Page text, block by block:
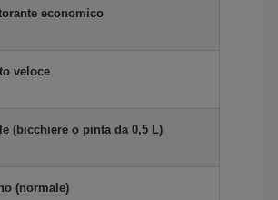
economico
veloce
(bicchiere o pinta da 0,5 L)
(normale)